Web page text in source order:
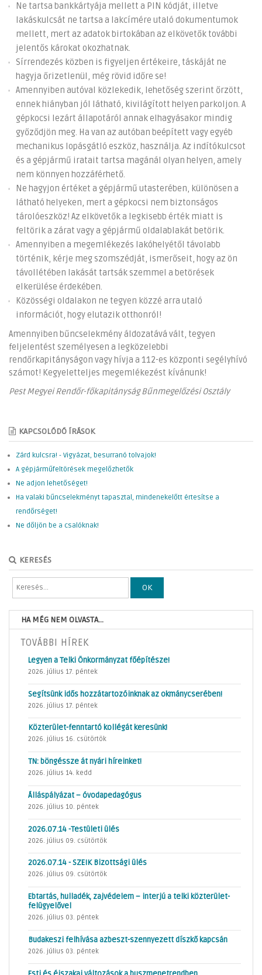
Ne tartsa bankkártyája mellett a PIN kódját, illetve
lakáskulcsát ne tartsa a lakcímére utaló dokumentumok
mellett, mert az adatok birtokában az elkövetők további
jelentős károkat okozhatnak.
Sírrendezés közben is figyeljen értékeire, táskáját ne
hagyja őrizetlenül, még rövid időre se!
Amennyiben autóval közlekedik, lehetőség szerint őrzött,
ennek hiányban jól látható, kivilágított helyen parkoljon. A
gépkocsi lezárt állapotáról annak elhagyásakor mindig
győződjön meg. Ha van az autóban beépített vagy egyéb
mechanikus lopásgátló eszköz, használja. Az indítókulcsot
és a gépjármű iratait tartsa magánál olyan helyen, amely
nem könnyen hozzáférhető.
Ne hagyjon értéket a gépjármű utasterében, különösen a
látható helyeken, mert a gépkocsi nem biztonságos
tárolóeszköz! Az elkövetők a legkisebb érték miatt is
feltörik a zárat vagy a gépjármű oldalablakát betörik.
Amennyiben a megemlékezés lakóhelyétől távolabb
történik, kérje meg szomszédját, ismerőseit, hogy az ön
távollétében lakását tartsák szemmel a betörések
elkerülése érdekében.
Közösségi oldalakon ne tegyen közzé arra utaló
információt, hogy elutazik otthonról!
Amennyiben bűncselekmény áldozatává vált, tegyen
feljelentést személyesen a legközelebbi
rendőrkapitányságon vagy hívja a 112-es központi segélyhívó
számot! Kegyeletteljes megemlékezést kívánunk!
Pest Megyei Rendőr-főkapitányság Bűnmegelőzési Osztály
KAPCSOLÓDÓ ÍRÁSOK
Zárd kulcsra! - Vigyázat, besurranó tolvajok!
A gépjárműfeltörések megelőzhetők
Ne adjon lehetőséget!
Ha valaki bűncselekményt tapasztal, mindenekelőtt értesítse a
rendőrséget!
Ne dőljön be a csalóknak!
KERESÉS
OK
HA MÉG NEM OLVASTA...
TOVÁBBI HÍREK
Legyen a Telki Önkormányzat főépítésze!
2026. július 17. péntek
Segítsünk idős hozzátartozóinknak az okmánycserében!
2026. július 17. péntek
Közterület-fenntartó kollégát keresünk!
2026. július 16. csütörtök
TN: böngéssze át nyári híreinket!
2026. július 14. kedd
Álláspályázat – óvodapedagógus
2026. július 10. péntek
2026.07.14 -Testületi ülés
2026. július 09. csütörtök
2026.07.14 - SZEIK Bizottsági ülés
2026. július 09. csütörtök
Ebtartás, hulladék, zajvédelem – interjú a telki közterület-
felügyelővel
2026. július 03. péntek
Budakeszi felhívása azbeszt-szennyezett díszkő kapcsán
2026. július 03. péntek